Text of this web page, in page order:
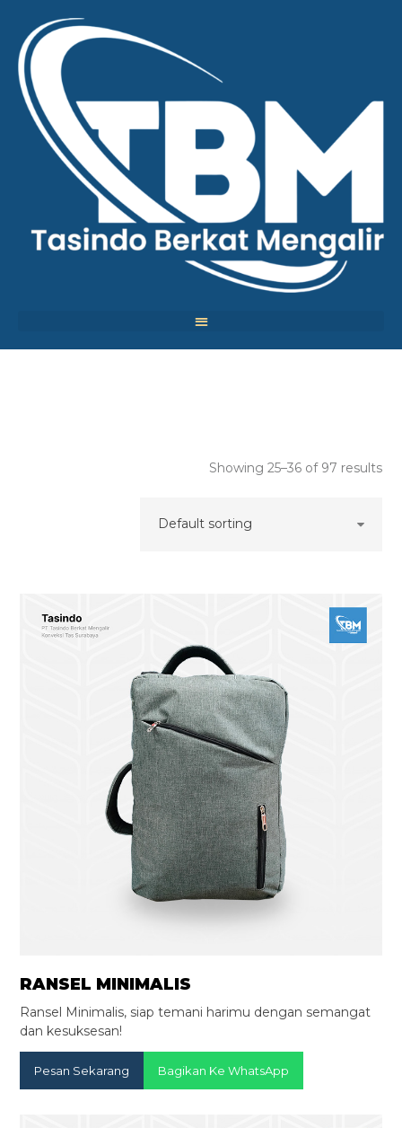
Showing 25–36 of 97 results
RANSEL MINIMALIS
Ransel Minimalis, siap temani harimu dengan semangat
dan kesuksesan!
Pesan Sekarang Bagikan Ke WhatsApp